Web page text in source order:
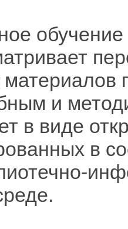
материалов
и
в виде
в